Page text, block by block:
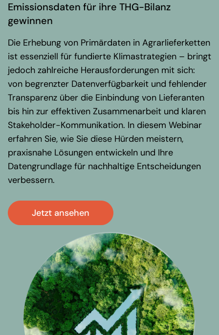
Karriere
Auszeichnungen
Team
Akademie
Wissen & Aktuelles
Content Hub
Branchennews
Newsletter
Kontakt
Emissionsdaten für ihre THG-Bilanz
gewinnen
Die Erhebung von Primärdaten in Agrarlieferketten
ist essenziell für fundierte Klimastrategien – bringt
jedoch zahlreiche Herausforderungen mit sich:
von begrenzter Datenverfügbarkeit und fehlender
Transparenz über die Einbindung von Lieferanten
bis hin zur effektiven Zusammenarbeit und klaren
Stakeholder-Kommunikation. In diesem Webinar
erfahren Sie, wie Sie diese Hürden meistern,
praxisnahe Lösungen entwickeln und Ihre
Datengrundlage für nachhaltige Entscheidungen
verbessern.
Jetzt ansehen